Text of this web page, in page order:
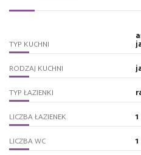
TYP KUCHNI
RODZAJ KUCHNI
TYP ŁAZIENKI
LICZBA ŁAZIENEK 1
LICZBA WC 1